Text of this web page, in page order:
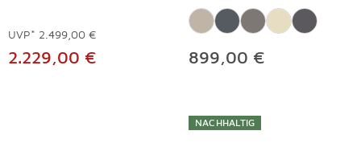
UVP* 2.499,00 €
2.229,00 € 899,00 €
NACHHALTIG